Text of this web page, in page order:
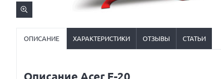
ОПИСАНИЕ ХАРАКТЕРИСТИКИ ОТЗЫВЫ СТАТЬИ
Описание Acer F-20